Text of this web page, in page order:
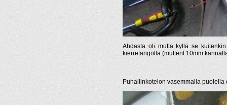
Ahdasta oli mutta kyllä se
kierretangolla (mutterit 10mm
Puhallinkotelon vasemmalla